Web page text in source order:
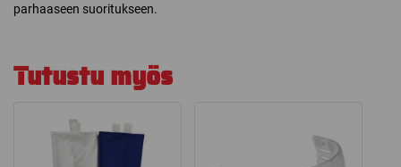
parhaaseen suoritukseen.
Tutustu myös